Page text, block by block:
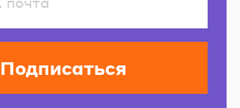
Подписаться